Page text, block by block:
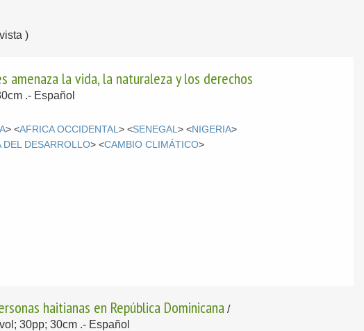
)
la vida, la naturaleza y los derechos
.- Español
> <AFRICA OCCIDENTAL> <SENEGAL> <NIGERIA>
DEL DESARROLLO> <CAMBIO CLIMÁTICO>
haitianas en República Dominicana /
30pp; 30cm .- Español